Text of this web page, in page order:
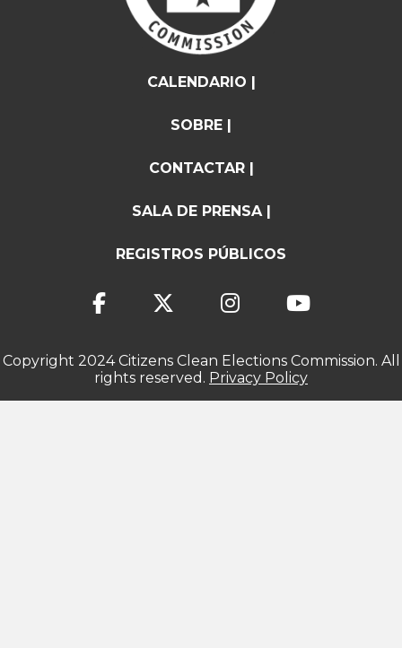
CALENDARIO |
SOBRE |
CONTACTAR |
SALA DE PRENSA |
REGISTROS PÚBLICOS
Copyright 2024 Citizens Clean Elections Commission. All
rights reserved. Privacy Policy